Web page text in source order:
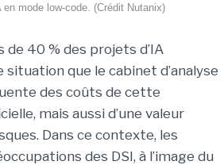
mode low-code. (Crédit Nutanix)
de 40 % des projets d’IA
que le cabinet d’analyse
des coûts de cette
mais aussi d’une valeur
Dans ce contexte, les
des DSI, à l’image du